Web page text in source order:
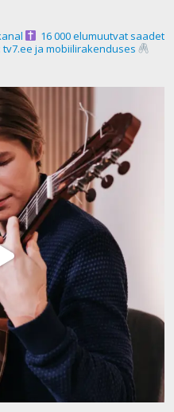
16 000 elumuutvat saadet
tv7.ee ja mobiilirakenduses